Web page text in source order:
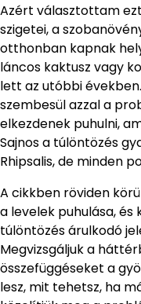
Azért választottam
szigetei, a
otthonban kapnak
láncos kaktusz vagy
lett az utóbbi
szembesül azzal a
elkezdenek puhulni,
Sajnos a túlöntözés
Rhipsalis, de minden
A cikkben röviden
a levelek puhulása,
túlöntözés árulkodó
Megvizsgáljuk a
összefüggéseket a
lesz, mit tehetsz, ha